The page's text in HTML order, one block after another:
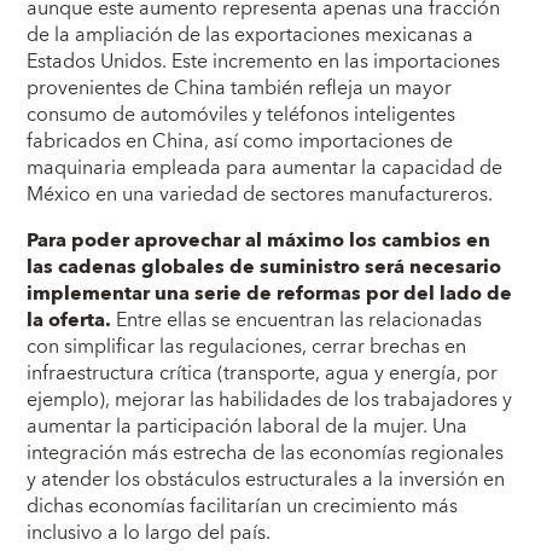
aunque este aumento representa apenas una fracción
de la ampliación de las exportaciones mexicanas a
Estados Unidos. Este incremento en las importaciones
provenientes de China también refleja un mayor
consumo de automóviles y teléfonos inteligentes
fabricados en China, así como importaciones de
maquinaria empleada para aumentar la capacidad de
México en una variedad de sectores manufactureros.
Para poder aprovechar al máximo los cambios en
las cadenas globales de suministro será necesario
implementar una serie de reformas por del lado de
la oferta. Entre ellas se encuentran las relacionadas
con simplificar las regulaciones, cerrar brechas en
infraestructura crítica (transporte, agua y energía, por
ejemplo), mejorar las habilidades de los trabajadores y
aumentar la participación laboral de la mujer. Una
integración más estrecha de las economías regionales
y atender los obstáculos estructurales a la inversión en
dichas economías facilitarían un crecimiento más
inclusivo a lo largo del país.